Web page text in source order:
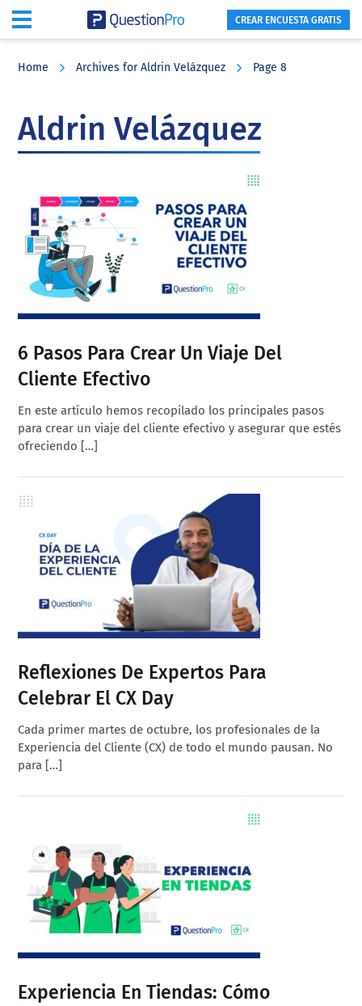
CREAR ENCUESTA GRATIS
Home Archives for Aldrin Velázquez Page 8
Aldrin Velázquez
6 Pasos Para Crear Un Viaje Del
Cliente Efectivo
En este artículo hemos recopilado los principales pasos
para crear un viaje del cliente efectivo y asegurar que estés
ofreciendo […]
Reflexiones De Expertos Para
Celebrar El CX Day
Cada primer martes de octubre, los profesionales de la
Experiencia del Cliente (CX) de todo el mundo pausan. No
para […]
Experiencia En Tiendas: Cómo